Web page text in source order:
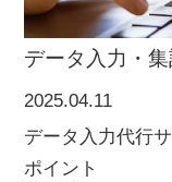
データ入力・
2025.04.11
データ入力代行
ポイント